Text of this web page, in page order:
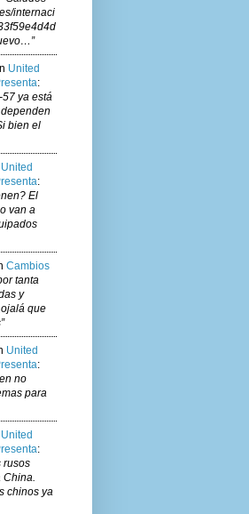
internaci
United
:
57 ya está
bien el
United
:
El
van a
Cambios
tanta
y
que
United
:
no
para
United
:
rusos
China.
chinos ya